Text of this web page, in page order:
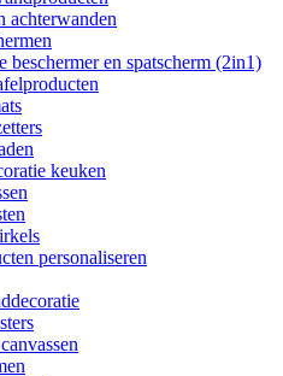
achterwanden
beschermer en spatscherm (2in1)
keuken
personaliseren